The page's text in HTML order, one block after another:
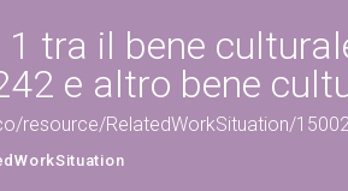
1 tra il bene
e altro bene
resource/RelatedWorkSituation/